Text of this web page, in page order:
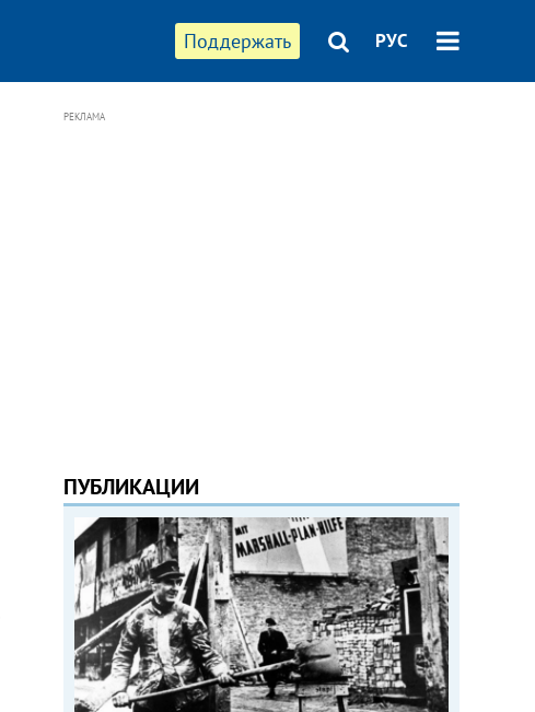
Поддержать РУС
РЕКЛАМА
ПУБЛИКАЦИИ